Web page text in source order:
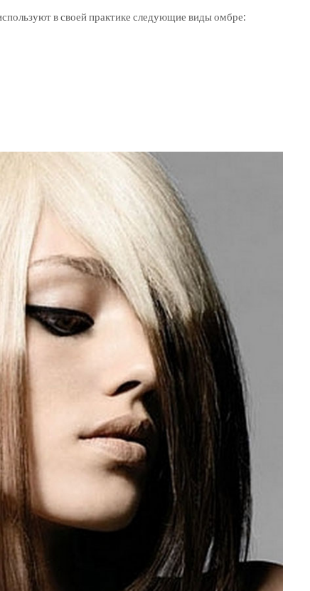
в своей практике следующие виды омбре: